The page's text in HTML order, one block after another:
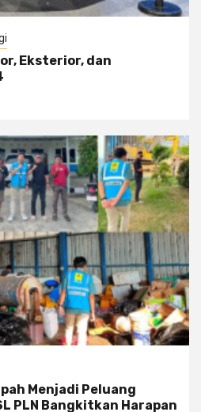
Eksterior, dan
Menjadi Peluang
PLN Bangkitkan Harapan